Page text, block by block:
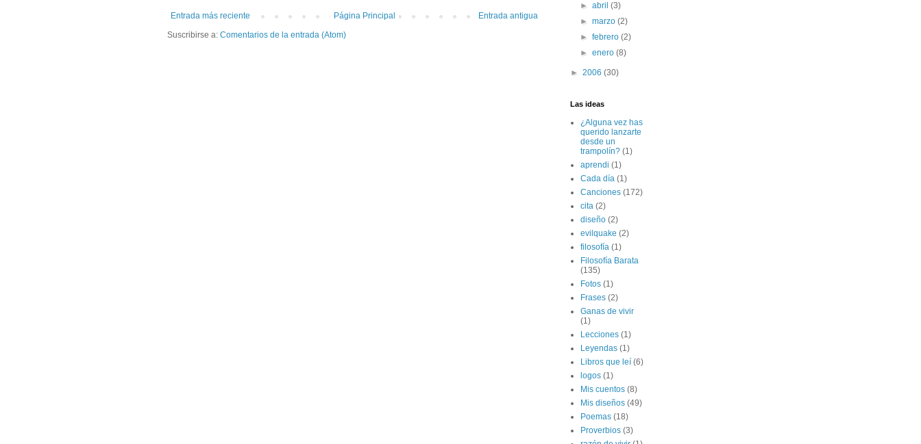
Entrada más reciente Entrada antigua
Página Principal
Suscribirse a: Comentarios de la entrada (Atom)
►abril(3)
►marzo(2)
►febrero(2)
►enero(8)
► 2006 (30)
Las ideas
¿Alguna vez has
querido lanzarte
desde un
trampolín? (1)
aprendi (1)
Cada día (1)
Canciones (172)
cita (2)
diseño (2)
evilquake (2)
filosofía (1)
Filosofía Barata
(135)
Fotos (1)
Frases (2)
Ganas de vivir
(1)
Lecciones (1)
Leyendas (1)
Libros que leí (6)
logos (1)
Mis cuentos (8)
Mis diseños (49)
Poemas (18)
Proverbios (3)